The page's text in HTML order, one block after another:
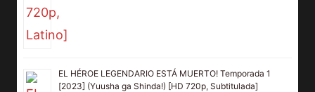
EL HÉROE LEGENDARIO ESTÁ MUERTO! Temporada 1
[2023] (Yuusha ga Shinda!) [HD 720p, Subtitulada]